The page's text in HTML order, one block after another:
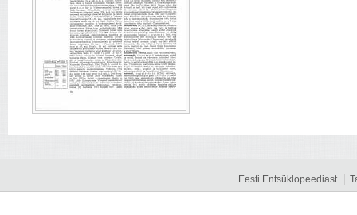
Eesti Entsüklopeediast